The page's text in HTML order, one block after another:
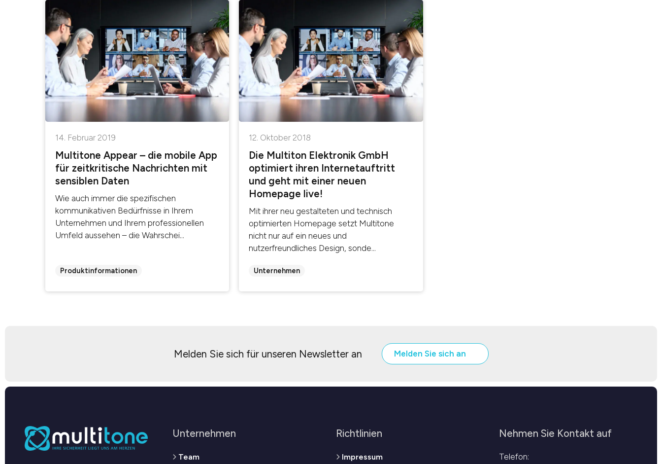
14. Februar 2019
Multitone Appear – die mobile App
für zeitkritische Nachrichten mit
sensiblen Daten
Wie auch immer die spezifischen
kommunikativen Bedürfnisse in Ihrem
Unternehmen und Ihrem professionellen
Umfeld aussehen – die Wahrschei...
Produktinformationen
12. Oktober 2018
Die Multiton Elektronik GmbH
optimiert ihren Internetauftritt
und geht mit einer neuen
Homepage live!
Mit ihrer neu gestalteten und technisch
optimierten Homepage setzt Multitone
nicht nur auf ein neues und
nutzerfreundliches Design, sonde...
Unternehmen
Melden Sie sich für unseren Newsletter an Melden Sie sich an
Unternehmen
Team
Richtlinien
Impressum
Nehmen Sie Kontakt auf
Telefon: